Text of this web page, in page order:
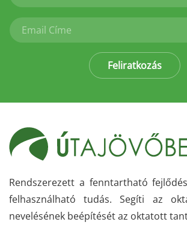
Feliratkozás
Rendszerezett a fenntartható
felhasználható tudás. Segíti az
nevelésének beépítését az oktatott